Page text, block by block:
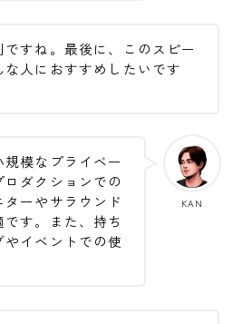
ですね。最後に、このスピー
な人におすすめしたいです
KAN
模なプライベー
ロダクションでの
ーやサラウンド
す。また、持ち
イベントでの使